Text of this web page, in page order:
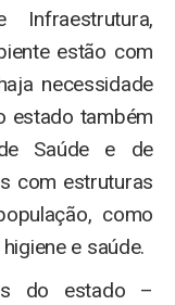
estão com
necessidade
estado também
Saúde e de
com estruturas
como
e saúde.
do estado –